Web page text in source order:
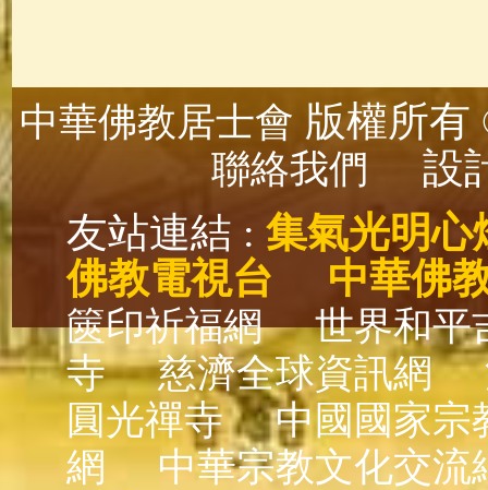
中華佛教居士會 版權所
聯絡我們
設
友站連結 : 集氣光明心
佛教電視台
中華佛
篋印祈福網
世界和平
寺
慈濟全球資訊網
圓光禪寺
中國國家宗
網
中華宗教文化交流